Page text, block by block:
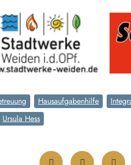
Hausaufgabenhilfe
Ursula Hess